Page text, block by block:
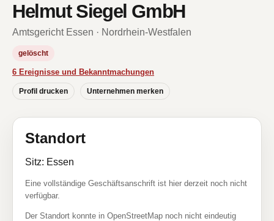
Helmut Siegel GmbH
Amtsgericht Essen · Nordrhein-Westfalen
gelöscht
6 Ereignisse und Bekanntmachungen
Profil drucken Unternehmen merken
Standort
Sitz: Essen
Eine vollständige Geschäftsanschrift ist hier derzeit noch nicht
verfügbar.
Der Standort konnte in OpenStreetMap noch nicht eindeutig